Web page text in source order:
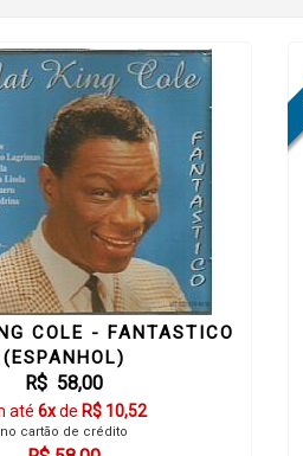
COLE - FANTASTICO
(ESPANHOL)
R$ 58,00
até6xde R$ 10,52
no cartão de crédito